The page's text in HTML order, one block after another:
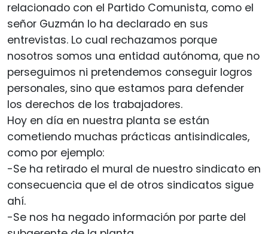
relacionado con el Partido Comunista, como el
señor Guzmán lo ha declarado en sus
entrevistas. Lo cual rechazamos porque
nosotros somos una entidad autónoma, que no
perseguimos ni pretendemos conseguir logros
personales, sino que estamos para defender
los derechos de los trabajadores.
Hoy en día en nuestra planta se están
cometiendo muchas prácticas antisindicales,
como por ejemplo:
-Se ha retirado el mural de nuestro sindicato en
consecuencia que el de otros sindicatos sigue
ahí.
-Se nos ha negado información por parte del